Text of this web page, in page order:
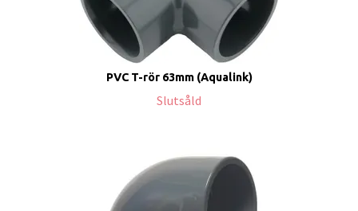
PVC T-rör 63mm (Aqualink)
Slutsåld